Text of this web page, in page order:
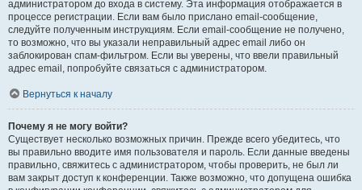
администратором до входа в систему. Эта информация отображается в
процессе регистрации. Если вам было прислано email-сообщение,
следуйте полученным инструкциям. Если email-сообщение не получено,
то возможно, что вы указали неправильный адрес email либо он
заблокирован спам-фильтром. Если вы уверены, что ввели правильный
адрес email, попробуйте связаться с администратором.
Вернуться к началу
Почему я не могу войти?
Существует несколько возможных причин. Прежде всего убедитесь, что
вы правильно вводите имя пользователя и пароль. Если данные введены
правильно, свяжитесь с администратором, чтобы проверить, не был ли
вам закрыт доступ к конференции. Также возможно, что допущена ошибка